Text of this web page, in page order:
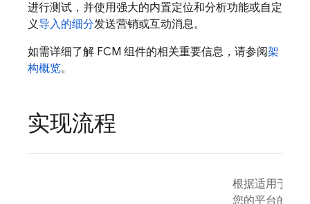
进行测试，并使用强大的内置定位和分析功能或自定
义导入的细分发送营销或互动消息。
如需详细了解 FCM 组件的相关重要信息，请参阅架
构概览。
实现流程
根据适用于
您的平台的